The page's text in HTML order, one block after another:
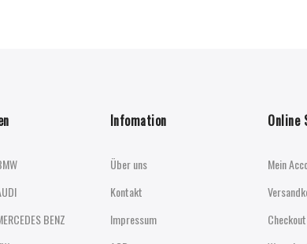
BENZ
Infomation
Über uns
Kontakt
Impressum
Online
Mein
Checkout